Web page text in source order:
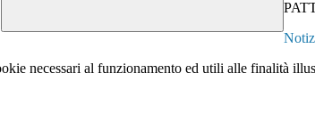
necessari al funzionamento ed utili alle finalità